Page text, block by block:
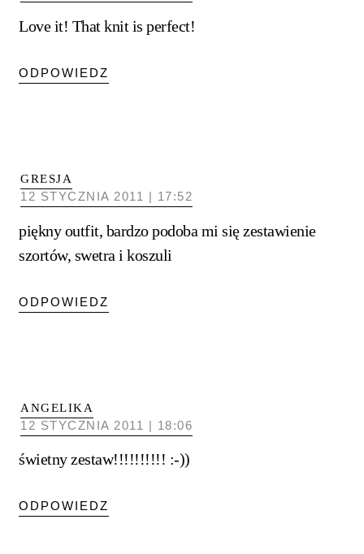
Love it! That knit is perfect!
ODPOWIEDZ
GRESJA
12 STYCZNIA 2011 | 17:52
piękny outfit, bardzo podoba mi się zestawienie
szortów, swetra i koszuli
ODPOWIEDZ
ANGELIKA
12 STYCZNIA 2011 | 18:06
świetny zestaw!!!!!!!!!! :-))
ODPOWIEDZ